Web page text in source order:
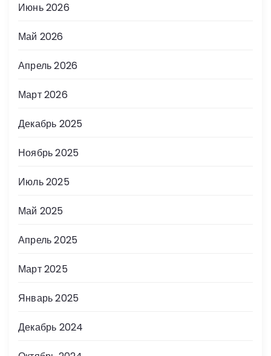
Июнь 2026
Май 2026
Апрель 2026
Март 2026
Декабрь 2025
Ноябрь 2025
Июль 2025
Май 2025
Апрель 2025
Март 2025
Январь 2025
Декабрь 2024